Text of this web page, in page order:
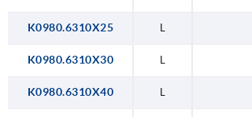
K0980.6310X25 L
K0980.6310X30 L
K0980.6310X40 L